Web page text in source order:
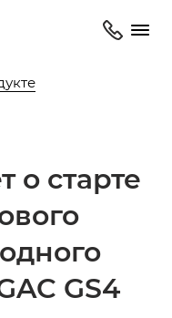
о старте
GS4